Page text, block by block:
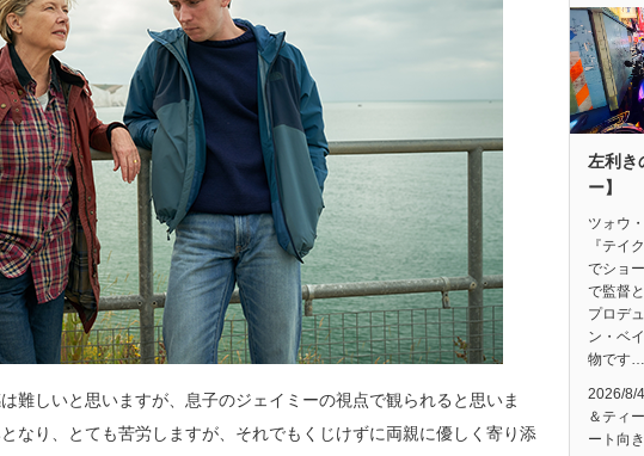
難しいと思いますが、息子のジェイミーの視点で観られると思いま
なり、とても苦労しますが、それでもくじけずに両親に優しく寄り添
左利き
ー】
ツォウ
『テイ
でショ
で監督
プロデ
ン・ベ
物です…
2026/8/4
＆ティ
ート向